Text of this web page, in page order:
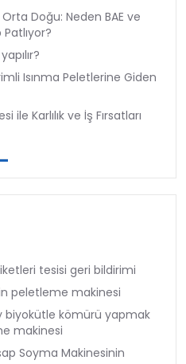
Doğu: Neden BAE ve
Isınma Peletlerine Giden
ile Karlılık ve İş Fırsatları
tesisi geri bildirimi
peletleme makinesi
biyokütle kömürü yapmak
makinesi
Soyma Makinesinin